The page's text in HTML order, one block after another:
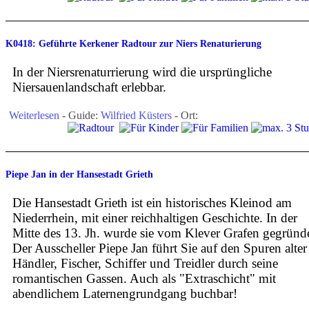
K0418: Geführte Kerkener Radtour zur Niers Renaturierung
In der Niersrenaturrierung wird die ursprüngliche
Niersauenlandschaft erlebbar.
Weiterlesen - Guide: Wilfried Küsters - Ort:
Piepe Jan in der Hansestadt Grieth
Die Hansestadt Grieth ist ein historisches Kleinod am
Niederrhein, mit einer reichhaltigen Geschichte. In der
Mitte des 13. Jh. wurde sie vom Klever Grafen
Der Ausscheller Piepe Jan führt Sie auf den Spuren alter
Händler, Fischer, Schiffer und Treidler durch seine
romantischen Gassen. Auch als "Extraschicht" mit
abendlichem Laternengrundgang buchbar!